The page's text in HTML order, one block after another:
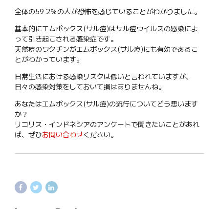
全体の59.2％の人が恐怖を感じていることがわかりました。
基本的にエムポックス(サル痘)はサル痘ウイルスの感染によ
って引き起こされる感染症です。
天然痘のワクチンがエムポックス(サル痘)にも有効であるこ
とがわかっています。
日常生活における感染リスクは低いと言われていますが、
日々の感染対策をしておいて損はありませんね。
あなたはエムポックス(サル痘)の流行についてどう思います
か？
リコリス・インドネシアのアンケートで聞きたいことがあれ
ば、ぜひお問い合わせください。